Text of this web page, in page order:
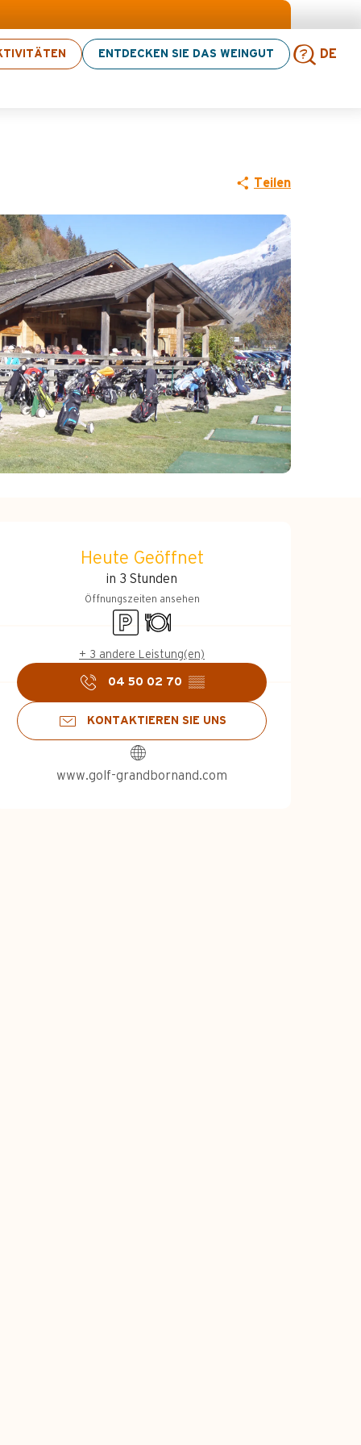
ENTDECKEN SIE DAS WEINGUT DE
> Hier klicken
Teilen
Öffnungszeiten
Heute Geöffnet
in 3 Stunden
Öffnungszeiten ansehen
ParkplatzRestaurant
+ 3 andere Leistung(en)
04 50 02 70 ▒▒
KONTAKTIEREN SIE UNS
www.golf-grandbornand.com